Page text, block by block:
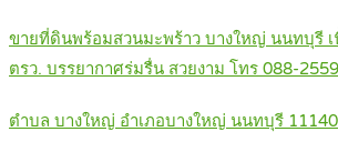
ขายที่ดินพร้อมสวนมะพร้าว บางใหญ่ นนทบุรี เ
ตรว. บรรยากาศร่มรื่น สวยงาม โทร 088-
ตำบล บางใหญ่ อำเภอบางใหญ่ นนทบุรี 11140